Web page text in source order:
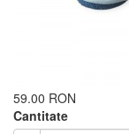
59.00 RON
Cantitate